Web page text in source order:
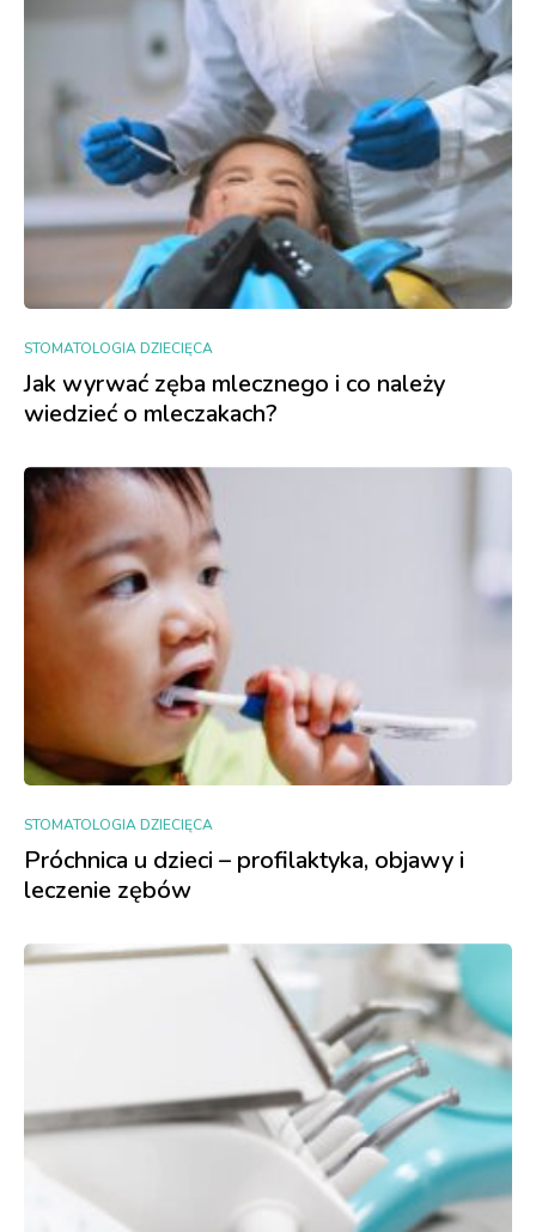
STOMATOLOGIA DZIECIĘCA
Jak wyrwać zęba mlecznego i co należy
wiedzieć o mleczakach?
STOMATOLOGIA DZIECIĘCA
Próchnica u dzieci – profilaktyka, objawy i
leczenie zębów